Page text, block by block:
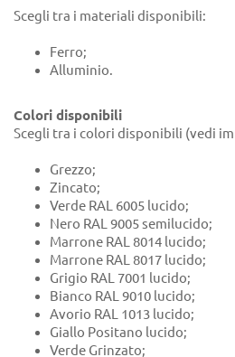
Scegli tra i materiali disponibili:
Ferro;
Alluminio.
Colori disponibili
Scegli tra i colori disponibili (vedi
Grezzo;
Zincato;
Verde RAL 6005 lucido;
Nero RAL 9005 semilucido;
Marrone RAL 8014 lucido;
Marrone RAL 8017 lucido;
Grigio RAL 7001 lucido;
Bianco RAL 9010 lucido;
Avorio RAL 1013 lucido;
Giallo Positano lucido;
Verde Grinzato;